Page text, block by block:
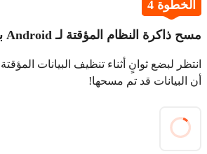
الخطوة 4
مسح ذاكرة النظام المؤقتة لـ Android بنجاح
انتظر لبضع ثوانٍ أثناء تنظيف البيانات
أن البيانات قد تم مسحها!